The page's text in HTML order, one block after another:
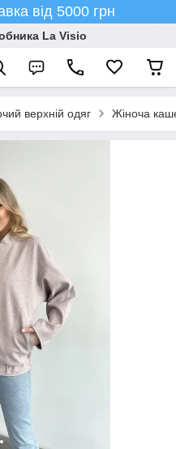
від 5000 грн
La Visio
верхній одяг Жіноча